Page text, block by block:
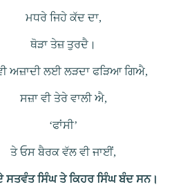
ਮਧਰੇ ਜਿਹੇ ਕੱਦ ਦਾ,
ਥੋੜਾ ਤੇਜ਼ ਤੁਰਦੈ।
ਅਜ਼ਾਦੀ ਲਈ ਲੜਦਾ ਫੜਿਆ ਗਿਐ,
ਸਜ਼ਾ ਵੀ ਤੇਰੇ ਵਾਲੀ ਐ,
‘ਫਾਂਸੀ’
ਤੇ ਓਸ ਬੈਰਕ ਵੱਲ ਵੀ ਜਾਈਂ,
ਸਤਵੰਤ ਸਿੰਘ ਤੇ ਕਿਹਰ ਸਿੰਘ ਬੰਦ ਸਨ।